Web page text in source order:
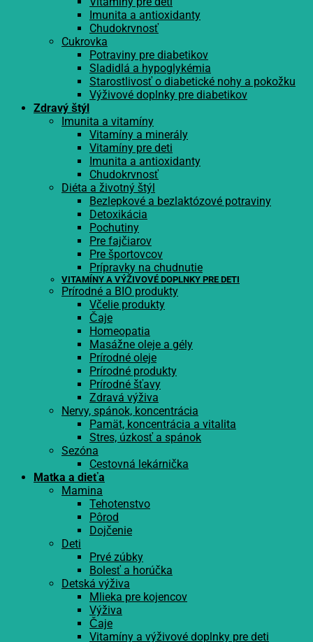
Imunita a antioxidanty
Chudokrvnosť
Cukrovka
Potraviny pre diabetikov
Sladidlá a hypoglykémia
Starostlivosť o diabetické nohy a pokožku
Výživové doplnky pre diabetikov
Zdravý štýl
Imunita a vitamíny
Vitamíny a minerály
Vitamíny pre deti
Imunita a antioxidanty
Chudokrvnosť
Diéta a životný štýl
Bezlepkové a bezlaktózové potraviny
Detoxikácia
Pochutiny
Pre fajčiarov
Pre športovcov
Prípravky na chudnutie
VITAMÍNY A VÝŽIVOVÉ DOPLNKY PRE DETI
Prírodné a BIO produkty
Včelie produkty
Čaje
Homeopatia
Masážne oleje a gély
Prírodné oleje
Prírodné produkty
Prírodné šťavy
Zdravá výživa
Nervy, spánok, koncentrácia
Pamät, koncentrácia a vitalita
Stres, úzkosť a spánok
Sezóna
Cestovná lekárnička
Matka a dieťa
Mamina
Tehotenstvo
Pôrod
Dojčenie
Deti
Prvé zúbky
Bolesť a horúčka
Detská výživa
Mlieka pre kojencov
Výživa
Čaje
Vitamíny a výživové doplnky pre deti